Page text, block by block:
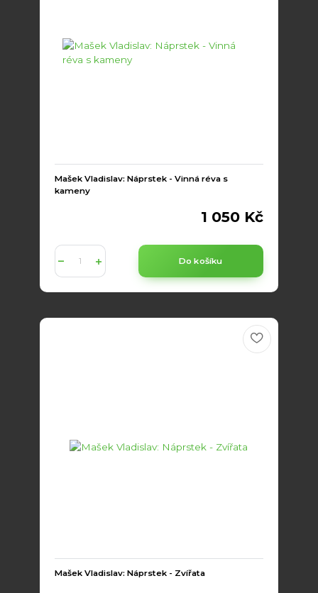
Mašek Vladislav: Náprstek - Vinná réva s
kameny
1 050 Kč
Do košíku
Mašek Vladislav: Náprstek - Zvířata